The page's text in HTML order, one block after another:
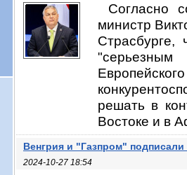
Согласно
министр
Страсбурге,
решать в
Востоке и в
Венгрия и "Газпром" подписали
2024-10-27 18:54